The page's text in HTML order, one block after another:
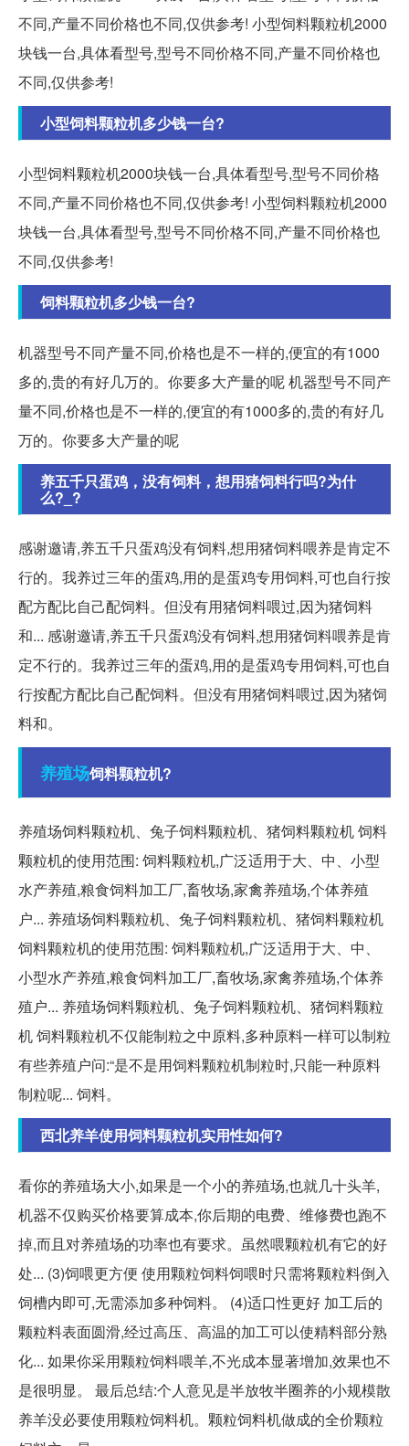
不同,产量不同价格也不同,仅供参考! 小型饲料颗粒机2000
块钱一台,具体看型号,型号不同价格不同,产量不同价格也
不同,仅供参考!
小型饲料颗粒机多少钱一台?
小型饲料颗粒机2000块钱一台,具体看型号,型号不同价格
不同,产量不同价格也不同,仅供参考! 小型饲料颗粒机2000
块钱一台,具体看型号,型号不同价格不同,产量不同价格也
不同,仅供参考!
饲料颗粒机多少钱一台?
机器型号不同产量不同,价格也是不一样的,便宜的有1000
多的,贵的有好几万的。你要多大产量的呢 机器型号不同产
量不同,价格也是不一样的,便宜的有1000多的,贵的有好几
万的。你要多大产量的呢
养五千只蛋鸡，没有饲料，想用猪饲料行吗?为什
么?_?
感谢邀请,养五千只蛋鸡没有饲料,想用猪饲料喂养是肯定不
行的。我养过三年的蛋鸡,用的是蛋鸡专用饲料,可也自行按
配方配比自己配饲料。但没有用猪饲料喂过,因为猪饲料
和... 感谢邀请,养五千只蛋鸡没有饲料,想用猪饲料喂养是肯
定不行的。我养过三年的蛋鸡,用的是蛋鸡专用饲料,可也自
行按配方配比自己配饲料。但没有用猪饲料喂过,因为猪饲
料和。
养殖场饲料颗粒机?
养殖场饲料颗粒机、兔子饲料颗粒机、猪饲料颗粒机 饲料
颗粒机的使用范围: 饲料颗粒机,广泛适用于大、中、小型
水产养殖,粮食饲料加工厂,畜牧场,家禽养殖场,个体养殖
户... 养殖场饲料颗粒机、兔子饲料颗粒机、猪饲料颗粒机
饲料颗粒机的使用范围: 饲料颗粒机,广泛适用于大、中、
小型水产养殖,粮食饲料加工厂,畜牧场,家禽养殖场,个体养
殖户... 养殖场饲料颗粒机、兔子饲料颗粒机、猪饲料颗粒
机 饲料颗粒机不仅能制粒之中原料,多种原料一样可以制粒
有些养殖户问:“是不是用饲料颗粒机制粒时,只能一种原料
制粒呢... 饲料。
西北养羊使用饲料颗粒机实用性如何?
看你的养殖场大小,如果是一个小的养殖场,也就几十头羊,
机器不仅购买价格要算成本,你后期的电费、维修费也跑不
掉,而且对养殖场的功率也有要求。虽然喂颗粒机有它的好
处... (3)饲喂更方便 使用颗粒饲料饲喂时只需将颗粒料倒入
饲槽内即可,无需添加多种饲料。 (4)适口性更好 加工后的
颗粒料表面圆滑,经过高压、高温的加工可以使精料部分熟
化... 如果你采用颗粒饲料喂羊,不光成本显著增加,效果也不
是很明显。 最后总结:个人意见是半放牧半圈养的小规模散
养羊没必要使用颗粒饲料机。颗粒饲料机做成的全价颗粒